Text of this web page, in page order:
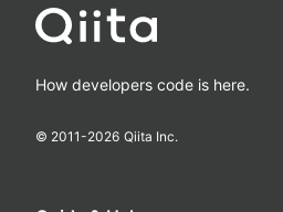
How developers code is here.
© 2011-2026 Qiita Inc.